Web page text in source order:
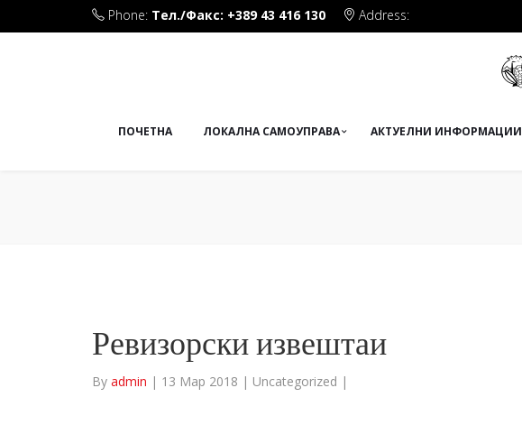
Phone: Тел./Факс: +389 43 416 130 Address:
ПОЧЕТНА ЛОКАЛНА САМОУПРАВА АКТУЕЛНИ ИНФОРМАЦИИ
Ревизорски извештаи
By admin | 13 Мар 2018 | Uncategorized |